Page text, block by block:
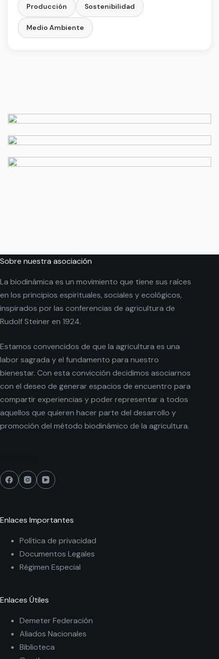
Producción Sostenibilidad
Medio Ambiente
Sobre nuestra asociación
La biodinámica es un movimiento que tiene sus raíces
en los principios espirituales, sociales y ecológicos,
inspirados por las conferencias de agricultura de
Rudolf Steiner en 1924.
Estamos convencidos de que la agricultura es una
labor sagrada y el fundamento para nuestro
bienestar. Con esta convicción decidimos asociarnos
con el deseo de generar espacios de encuentro para
compartir experiencias y poder representar a todos
aquellos que quieren hacer parte del desarrollo y
promoción del método biodinámico de la agricultura.
Enlaces Importantes
Política de privacidad
Documentos Legales
Régimen Especial
Enlaces Útiles
Demeter Federación
Aliados Nacionales
Biblioteca